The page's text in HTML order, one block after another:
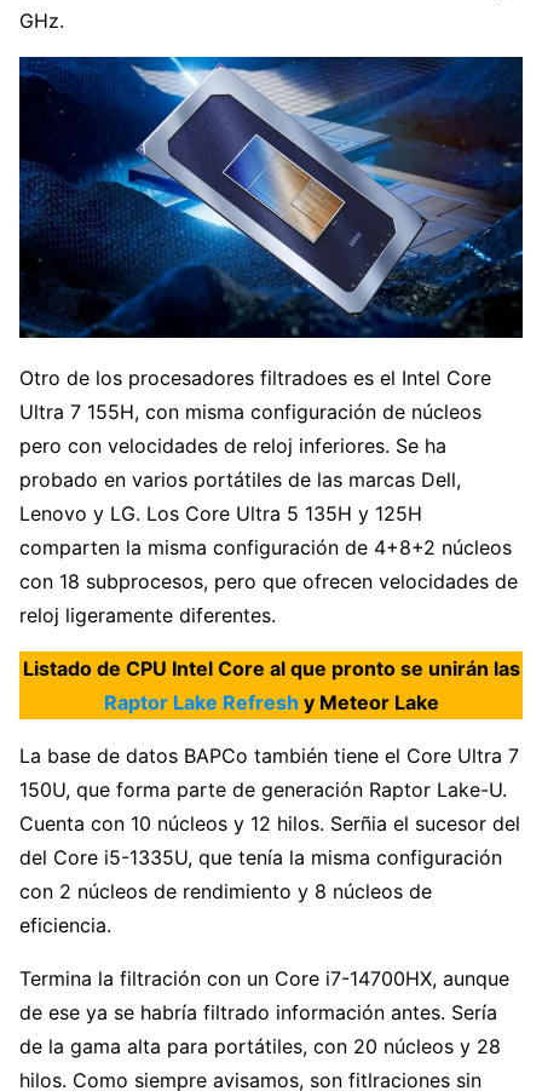
GHz.
Otro de los procesadores filtradoes es el Intel Core
Ultra 7 155H, con misma configuración de núcleos
pero con velocidades de reloj inferiores. Se ha
probado en varios portátiles de las marcas Dell,
Lenovo y LG. Los Core Ultra 5 135H y 125H
comparten la misma configuración de 4+8+2 núcleos
con 18 subprocesos, pero que ofrecen velocidades de
reloj ligeramente diferentes.
Listado de CPU Intel Core al que pronto se unirán las
Raptor Lake Refresh y Meteor Lake
La base de datos BAPCo también tiene el Core Ultra 7
150U, que forma parte de generación Raptor Lake-U.
Cuenta con 10 núcleos y 12 hilos. Serñia el sucesor del
del Core i5-1335U, que tenía la misma configuración
con 2 núcleos de rendimiento y 8 núcleos de
eficiencia.
Termina la filtración con un Core i7-14700HX, aunque
de ese ya se habría filtrado información antes. Sería
de la gama alta para portátiles, con 20 núcleos y 28
hilos. Como siempre avisamos, son fitlraciones sin